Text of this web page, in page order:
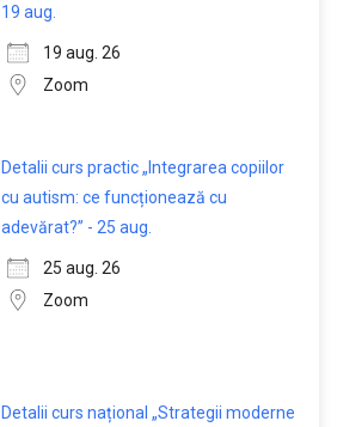
19 aug.
19 aug. 26
Zoom
Detalii curs practic „Integrarea copiilor
cu autism: ce funcționează cu
adevărat?” - 25 aug.
25 aug. 26
Zoom
Detalii curs național „Strategii moderne